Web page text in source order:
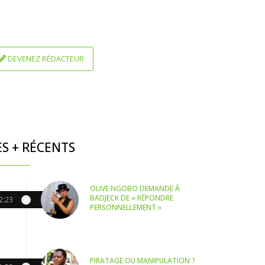
DEVENEZ RÉDACTEUR
+ RÉCENTS
OLIVE NGOBO DEMANDE À
BADJECK DE « RÉPONDRE
PERSONNELLEMENT »
PIRATAGE OU MANIPULATION ?